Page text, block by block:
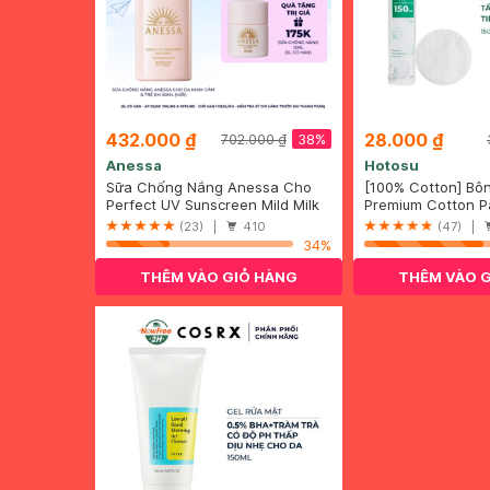
432.000 ₫ 38%
702.000 ₫
Anessa
Sữa Chống Nắng Anessa Cho
Da Nhạy Cảm & Trẻ Em 60ml
(Mới)
Perfect UV Sunscreen Mild Milk
(For Sensitive Skin)
SPF50+/PA++++
(23) | 410
34%
THÊM VÀO GIỎ HÀNG
28.000 ₫
Hotosu
[100% Cotton]
Hotosu Cao Cấp
Premium Cotton
(47) |
THÊM VÀO